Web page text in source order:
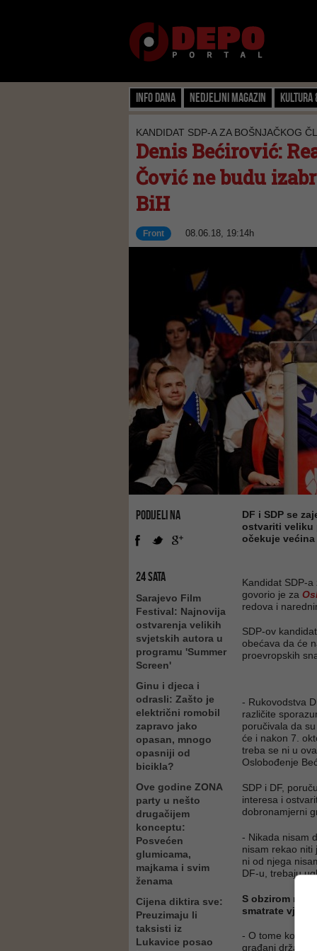
Info dana Nedjeljni magazin Kultura
KANDIDAT SDP-A ZA BOŠNJAČKOG
Denis Bećirović:
Čović ne budu
BiH
Front 08.06.18, 19:14h
PODIJELI NA
24 SATA
Sarajevo Film
Festival: Najnovija
ostvarenja velikih
svjetskih autora u
programu 'Summer
Screen'
Ginu i djeca i
odrasli: Zašto je
električni romobil
zapravo jako
opasan, mnogo
opasniji od
bicikla?
Ove godine ZONA
party u nešto
drugačijem
konceptu:
Posvećen
glumicama,
majkama i svim
ženama
Cijena diktira sve:
Preuzimaju li
taksisti iz
Lukavice posao
DF i SDP se
ostvariti veliku
očekuje
Kandidat SDP-
govorio je za
redova i
SDP-ov
obećava da će
proevropskih
- Rukovodstva
različite
poručivala da
će i nakon 7.
treba se ni u
Oslobođenje
SDP i DF,
interesa i
dobronamjerni
- Nikada nisam
nisam rekao niti
ni od njega
DF-u, trebaju
S obzirom na
smatrate
- O tome ko
građani države